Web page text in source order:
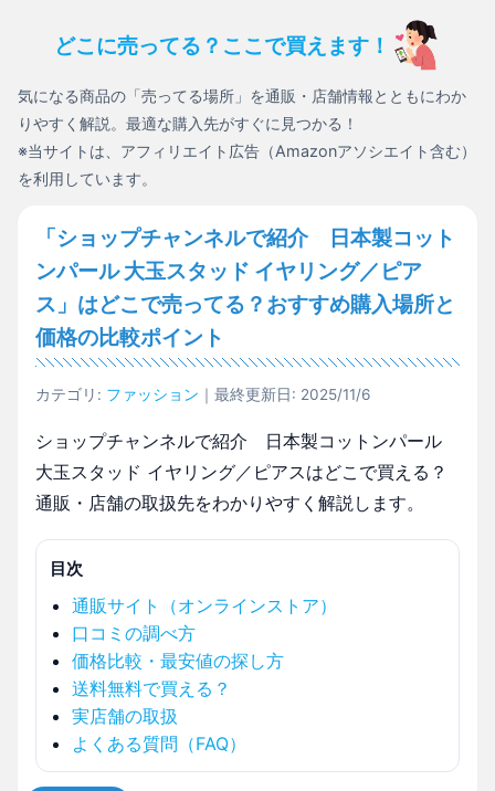
どこに売ってる？ここで買えます！
気になる商品の「売ってる場所」を通販・店舗情報とともにわか
りやすく解説。最適な購入先がすぐに見つかる！
※当サイトは、アフィリエイト広告（Amazonアソシエイト含む）
を利用しています。
「ショップチャンネルで紹介 日本製コット
ンパール 大玉スタッド イヤリング／ピア
ス」はどこで売ってる？おすすめ購入場所と
価格の比較ポイント
カテゴリ: ファッション ｜最終更新日: 2025/11/6
ショップチャンネルで紹介 日本製コットンパール
大玉スタッド イヤリング／ピアスはどこで買える？
通販・店舗の取扱先をわかりやすく解説します。
目次
通販サイト（オンラインストア）
口コミの調べ方
価格比較・最安値の探し方
送料無料で買える？
実店舗の取扱
よくある質問（FAQ）